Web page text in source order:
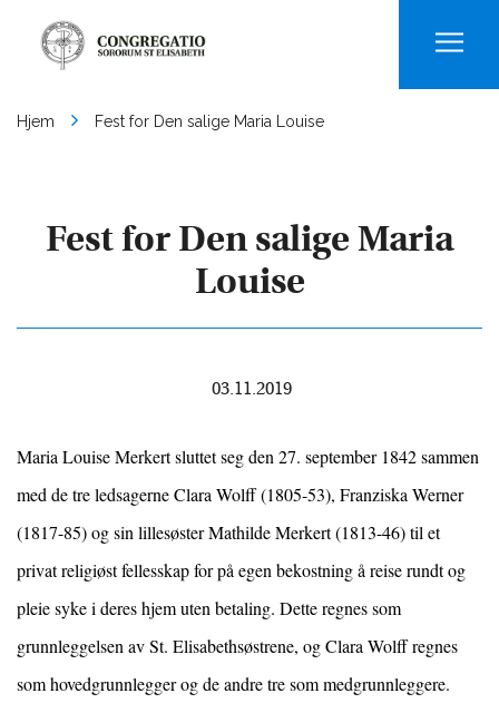
Hjem Fest for Den salige Maria Louise
Fest for Den salige Maria
Louise
03.11.2019
Maria Louise Merkert sluttet seg den 27. september 1842 sammen
med de tre ledsagerne Clara Wolff (1805-53), Franziska Werner
(1817-85) og sin lillesøster Mathilde Merkert (1813-46) til et
privat religiøst fellesskap for på egen bekostning å reise rundt og
pleie syke i deres hjem uten betaling. Dette regnes som
grunnleggelsen av St. Elisabethsøstrene, og Clara Wolff regnes
som hovedgrunnlegger og de andre tre som medgrunnleggere.